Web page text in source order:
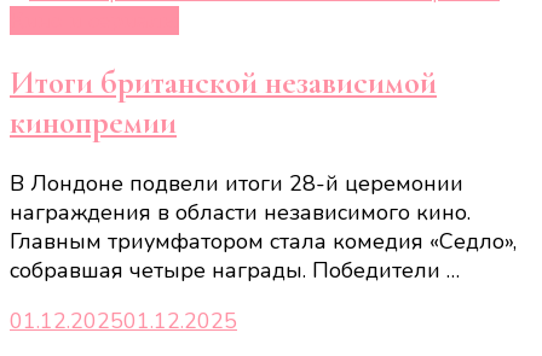
Итоги британской независимой
кинопремии
В Лондоне подвели итоги 28-й церемонии
награждения в области независимого кино.
Главным триумфатором стала комедия «Седло»,
собравшая четыре награды. Победители …
01.12.202501.12.2025